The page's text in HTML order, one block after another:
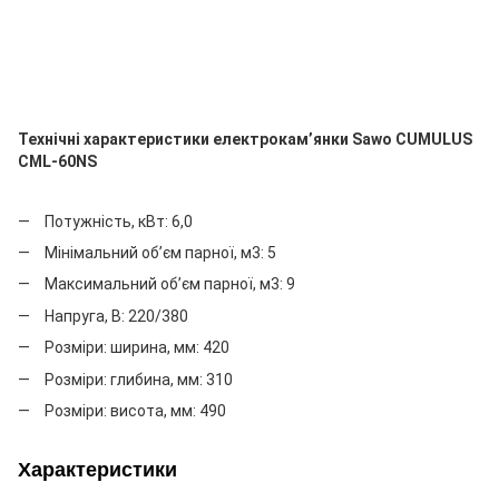
Технічні характеристики електрокам’янки Sawo CUMULUS
CML-60NS
Потужність, кВт: 6,0
Мінімальний об’єм парної, м3: 5
Максимальний об’єм парної, м3: 9
Напруга, В: 220/380
Розміри: ширина, мм: 420
Розміри: глибина, мм: 310
Розміри: висота, мм: 490
Характеристики